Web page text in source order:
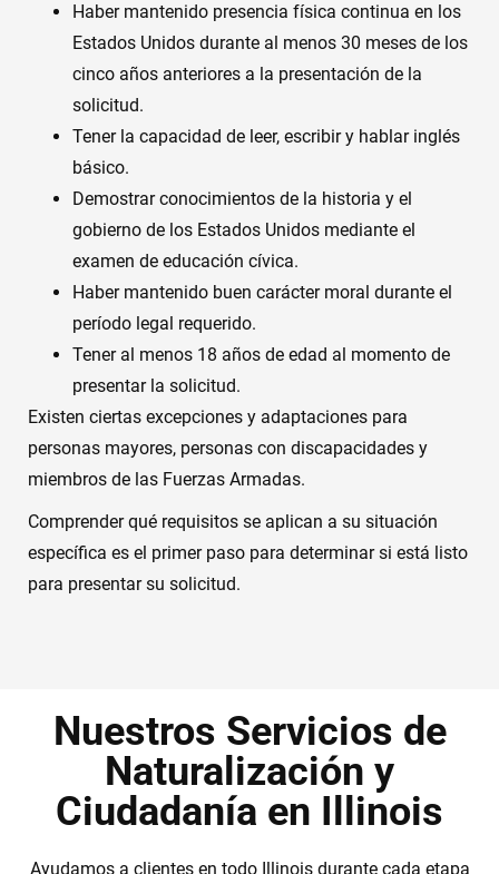
Haber mantenido presencia física continua en los
Estados Unidos durante al menos 30 meses de los
cinco años anteriores a la presentación de la
solicitud.
Tener la capacidad de leer, escribir y hablar inglés
básico.
Demostrar conocimientos de la historia y el
gobierno de los Estados Unidos mediante el
examen de educación cívica.
Haber mantenido buen carácter moral durante el
período legal requerido.
Tener al menos 18 años de edad al momento de
presentar la solicitud.
Existen ciertas excepciones y adaptaciones para
personas mayores, personas con discapacidades y
miembros de las Fuerzas Armadas.
Comprender qué requisitos se aplican a su situación
específica es el primer paso para determinar si está listo
para presentar su solicitud.
Nuestros Servicios de
Naturalización y
Ciudadanía en Illinois
Ayudamos a clientes en todo Illinois durante cada etapa